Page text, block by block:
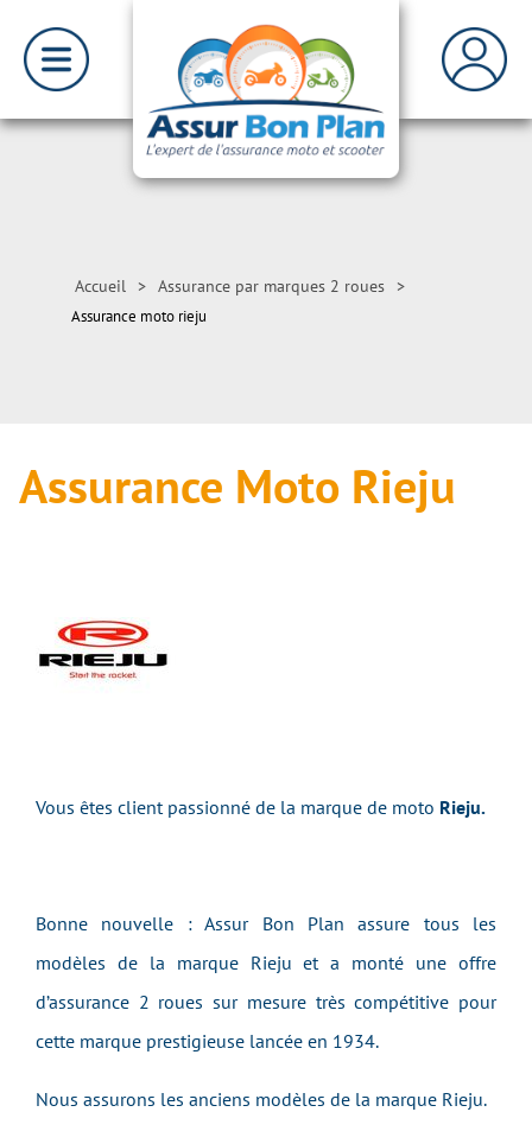
Accueil > Assurance par marques 2 roues >
Assurance moto rieju
Assurance Moto Rieju
Vous êtes client passionné de la marque de moto Rieju.
Bonne nouvelle : Assur Bon Plan assure tous les
modèles de la marque Rieju et a monté une offre
d’assurance 2 roues sur mesure très compétitive pour
cette marque prestigieuse lancée en 1934.
Nous assurons les anciens modèles de la marque Rieju.